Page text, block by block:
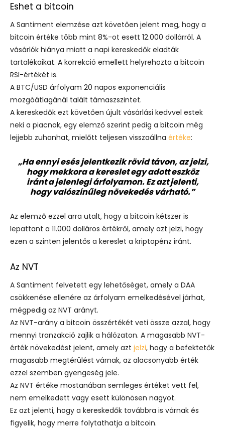
Eshet a bitcoin
A Santiment elemzése azt követően jelent meg, hogy a
bitcoin értéke több mint 8%-ot esett 12.000 dollárról. A
vásárlók hiánya miatt a napi kereskedők eladták
tartalékaikat. A korrekció emellett helyrehozta a bitcoin
RSI-értékét is.
A BTC/USD árfolyam 20 napos exponenciális
mozgóátlagánál talált támaszszintet.
A kereskedők ezt követően újult vásárlási kedvvel estek
neki a piacnak, egy elemző szerint pedig a bitcoin még
lejjebb zuhanhat, mielőtt teljesen visszaállna értéke:
„Ha ennyi esés jelentkezik rövid távon, az jelzi,
hogy mekkora a kereslet egy adott eszköz
iránt a jelenlegi árfolyamon. Ez azt jelenti,
hogy valószínűleg növekedés várható.”
Az elemző ezzel arra utalt, hogy a bitcoin kétszer is
lepattant a 11.000 dolláros értékről, amely azt jelzi, hogy
ezen a szinten jelentős a kereslet a kriptopénz iránt.
Az NVT
A Santiment felvetett egy lehetőséget, amely a DAA
csökkenése ellenére az árfolyam emelkedésével járhat,
mégpedig az NVT arányt.
Az NVT-arány a bitcoin összértékét veti össze azzal, hogy
mennyi tranzakció zajlik a hálózaton. A magasabb NVT-
érték növekedést jelent, amely azt jelzi, hogy a befektetők
magasabb megtérülést várnak, az alacsonyabb érték
ezzel szemben gyengeség jele.
Az NVT értéke mostanában semleges értéket vett fel,
nem emelkedett vagy esett különösen nagyot.
Ez azt jelenti, hogy a kereskedők továbbra is várnak és
figyelik, hogy merre folytathatja a bitcoin.